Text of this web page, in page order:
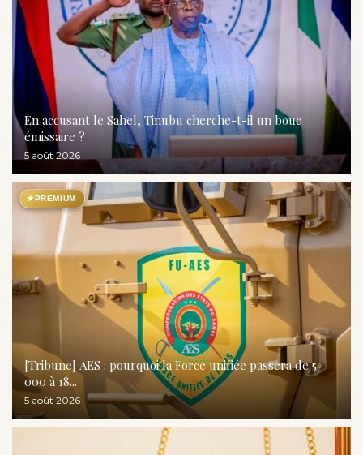
En accusant le Sahel, Tinubu cherche-t-il un bouc
émissaire ?
5 août 2026
★PREMIUM
[Tribune] AES : pourquoi la Force unifiée passera de 5
000 à 18...
5 août 2026